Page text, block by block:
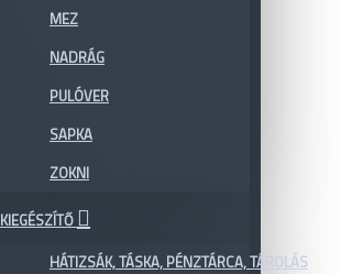
MEZ
NADRÁG
PULÓVER
SAPKA
ZOKNI
KIEGÉSZÍTŐ
HÁTIZSÁK, TÁSKA, PÉNZTÁRCA, TÁROLÁS